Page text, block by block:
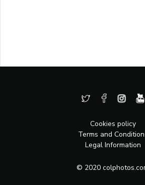
Cookies policy
Terms and
Legal Information
© 2020